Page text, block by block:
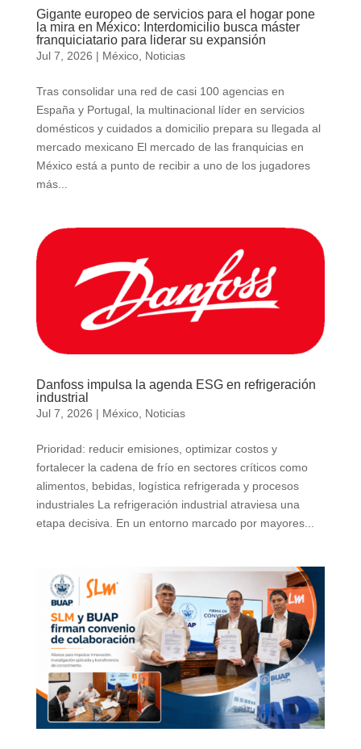
Gigante europeo de servicios para el hogar pone
la mira en México: Interdomicilio busca máster
franquiciatario para liderar su expansión
Jul 7, 2026 | México, Noticias
Tras consolidar una red de casi 100 agencias en
España y Portugal, la multinacional líder en servicios
domésticos y cuidados a domicilio prepara su llegada al
mercado mexicano El mercado de las franquicias en
México está a punto de recibir a uno de los jugadores
más...
Danfoss impulsa la agenda ESG en refrigeración
industrial
Jul 7, 2026 | México, Noticias
Prioridad: reducir emisiones, optimizar costos y
fortalecer la cadena de frío en sectores críticos como
alimentos, bebidas, logística refrigerada y procesos
industriales La refrigeración industrial atraviesa una
etapa decisiva. En un entorno marcado por mayores...